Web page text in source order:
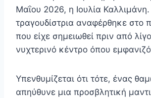
Μαΐου 2026, η Ιουλία
τραγουδίστρια αναφέρθηκε στο
που είχε σημειωθεί πριν από
νυχτερινό κέντρο όπου
Υπενθυμίζεται ότι τότε, ένας
απηύθυνε μια προσβλητική